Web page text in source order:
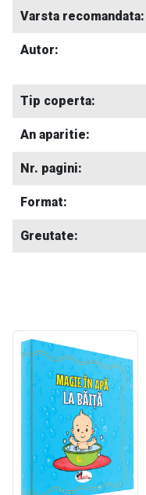
Varsta recomandata:
Autor:
Tip coperta:
An aparitie:
Nr. pagini:
Format:
Greutate: